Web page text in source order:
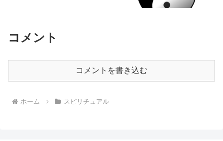
コメント
コメントを書き込む
ホーム スピリチュアル